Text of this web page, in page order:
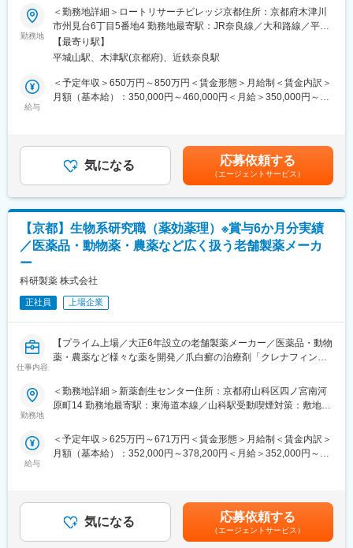
けん引していただきます。
同社の中でも既存ビジネス分野ではなく、新しい分野での業務と
なり、新たなチャレンジに携わることができます。
※下記に幅広い業務を記載しておりますが、これまでのご経験のあ
る領域を中心にお任せしますのでご安心ください。
◆詳細：
ど）の起案・作成・精査
・当局対応：PMDA等の規制当局相談（治験実施に伴う相談な
◆組織構成：
部全体には約90名（男：女＝1：1）が在籍しています。
◆同社のメディカル事業について：
当社は医療用眼科領域、再生医療、開発製造受託（CDMO）、医
誇る当社の知見を活かした眼科薬の開発や眼科用医療機器で医療
用眼科領域に幅広く貢献し、また再生医療の先進的可能性を追求
生医療の社会実装を目指しています。
さらには長年培ってきた研究開発力と高品質な生産力を背景に、
だけでなく、医療の発展にも寄与していきます。
変更の範囲：会社の定める業務
勤務地
＜勤務地詳細＞ロートリサーチビレッジ京都住所：京都府木津川
市州見台6丁目5番地4 勤務地最寄駅：JR奈良線／大和路線／平城
山駅受動喫煙対策：屋内全面禁煙変更の範囲：会社の定める事業
所
【最寄り駅】
平城山駅、木津駅(京都府)、近鉄奈良駅
給与
＜予定年収＞650万円～850万円＜賃金形態＞月給制＜賃金内訳＞
月額（基本給）：350,000円～460,000円＜月給＞350,000円～
額：5.4カ月程度～●昇給：年1回等級および年間の業務成果評価に
基づき実施。一定の等級、一定の年限までは定期昇給の制度あ
り。賃金はあくまでも目安の金額であり、選考を通じて上下する
可能性があります。月給(月額)は固定手当を含めた表記です。
気になる 応募依頼する
（エージェントサービス）
【京都】生物系研究職（薬効薬理）※賞与6か月分実績
／医薬品・動物薬・農薬など広く扱う老舗製薬メーカ
ー
科研製薬 株式会社
正社員 上場企業
仕事内容
【プライム上場／大正6年設立の老舗製薬メーカー／医薬品・動物
薬・農薬など様々な薬を開発／爪白癬の治療剤「クレナフィン」
■求人概要：
当社は1948年に財団法人理化学研究所を前身として設立された研
ニークな製品の提供を通して、患者さんのクオリティ・オブ・ラ
イフの向上に努め、人々がより良い人生を送るウェルビーイング
■担当業務：
開発プロジェクトの薬理リーダーとして、治験の推進、申請、価
値最大化に係る薬理試験全般を牽引して頂きます。具体的な業務
勤務地
＜勤務地詳細＞新薬創生センター住所：京都府山科区四ノ宮南河
原町14 勤務地最寄駅：東海道本線／山科駅受動喫煙対策：敷地内
給与
＜予定年収＞625万円～671万円＜賃金形態＞月給制＜賃金内訳＞
月額（基本給）：352,000円～378,200円＜月給＞352,000円～
※2021年度：6ヶ月分） 賃金はあくまでも目安の金額であり、選
考を通じて上下する可能性があります。月給(月額)は固定手当を含
めた表記です。
気になる 応募依頼する
（エージェントサービス）